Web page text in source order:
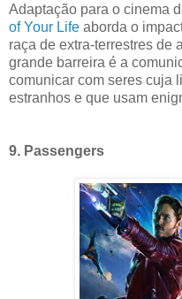
Adaptação para o cinema
of Your Life aborda o
raça de extra-terrestres de
grande barreira é a
comunicar com seres cuja
estranhos e que usam
9. Passengers